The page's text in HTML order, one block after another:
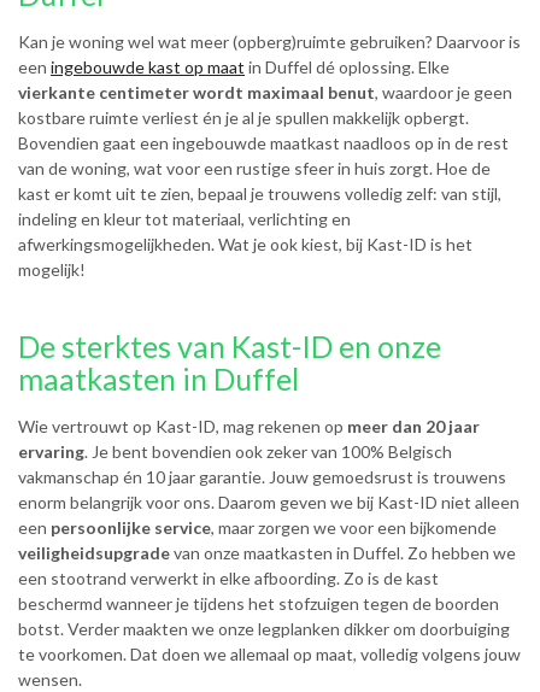
Kan je woning wel wat meer (opberg)ruimte gebruiken? Daarvoor is
een ingebouwde kast op maat in Duffel dé oplossing. Elke
vierkante centimeter wordt maximaal benut, waardoor je geen
kostbare ruimte verliest én je al je spullen makkelijk opbergt.
Bovendien gaat een ingebouwde maatkast naadloos op in de rest
van de woning, wat voor een rustige sfeer in huis zorgt. Hoe de
kast er komt uit te zien, bepaal je trouwens volledig zelf: van stijl,
indeling en kleur tot materiaal, verlichting en
afwerkingsmogelijkheden. Wat je ook kiest, bij Kast-ID is het
mogelijk!
De sterktes van Kast-ID en onze
maatkasten in Duffel
Wie vertrouwt op Kast-ID, mag rekenen op meer dan 20 jaar
ervaring. Je bent bovendien ook zeker van 100% Belgisch
vakmanschap én 10 jaar garantie. Jouw gemoedsrust is trouwens
enorm belangrijk voor ons. Daarom geven we bij Kast-ID niet alleen
een persoonlijke service, maar zorgen we voor een bijkomende
veiligheidsupgradevan onze maatkasten in Duffel. Zo hebben we
een stootrand verwerkt in elke afboording. Zo is de kast
beschermd wanneer je tijdens het stofzuigen tegen de boorden
botst. Verder maakten we onze legplanken dikker om doorbuiging
te voorkomen. Dat doen we allemaal op maat, volledig volgens jouw
wensen.